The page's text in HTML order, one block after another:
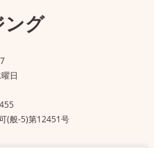
ング
日
(般-5)第12451号